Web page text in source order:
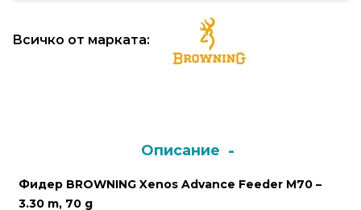
Монтажи
Комплекти
Всичко от марката:
Описание
Фидер BROWNING Xenos Advance Feeder M70 –
3.30 m, 70 g